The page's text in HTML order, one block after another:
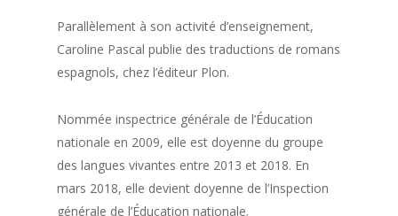
Parallèlement à son activité d’enseignement,
Caroline Pascal publie des traductions de romans
espagnols, chez l’éditeur Plon.
Nommée inspectrice générale de l’Éducation
nationale en 2009, elle est doyenne du groupe
des langues vivantes entre 2013 et 2018. En
mars 2018, elle devient doyenne de l’Inspection
générale de l’Éducation nationale.